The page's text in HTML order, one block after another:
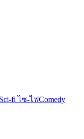
Sci-fi ไซ-ไฟComedy